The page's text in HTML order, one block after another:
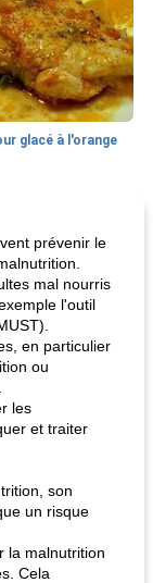
glacé à l'orange
prévenir le
mal nourris
l'outil
en particulier
ou
les
et traiter
son
un risque
la malnutrition
Cela